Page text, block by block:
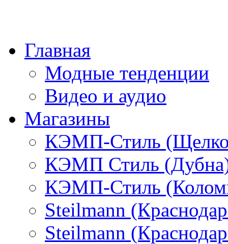
Главная
Модные тенденции
Видео и аудио
Магазины
КЭМП-Стиль
КЭМП Стиль
КЭМП-Стиль
Steilmann
Steilmann